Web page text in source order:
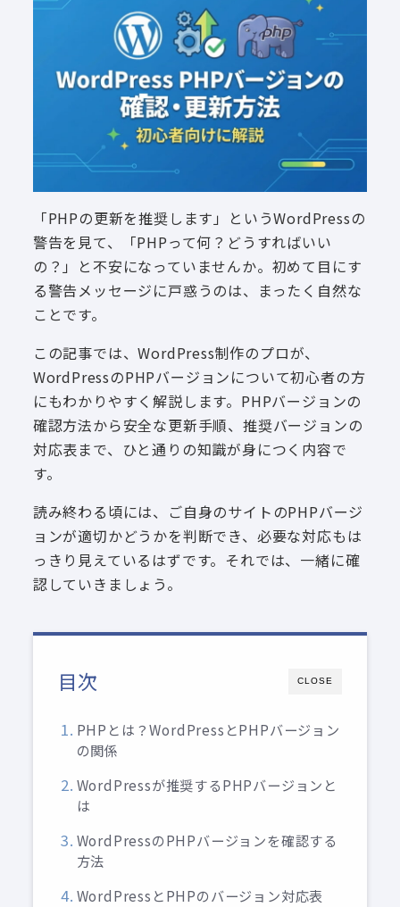
「PHPの更新を推奨します」というWordPressの
警告を見て、「PHPって何？どうすればいい
の？」と不安になっていませんか。初めて目にす
る警告メッセージに戸惑うのは、まったく自然な
ことです。
この記事では、WordPress制作のプロが、
WordPressのPHPバージョンについて初心者の方
にもわかりやすく解説します。PHPバージョンの
確認方法から安全な更新手順、推奨バージョンの
対応表まで、ひと通りの知識が身につく内容で
す。
読み終わる頃には、ご自身のサイトのPHPバージ
ョンが適切かどうかを判断でき、必要な対応もは
っきり見えているはずです。それでは、一緒に確
認していきましょう。
CLOSE
目次
PHPとは？WordPressとPHPバージョン
の関係
WordPressが推奨するPHPバージョンと
は
WordPressのPHPバージョンを確認する
方法
WordPressとPHPのバージョン対応表